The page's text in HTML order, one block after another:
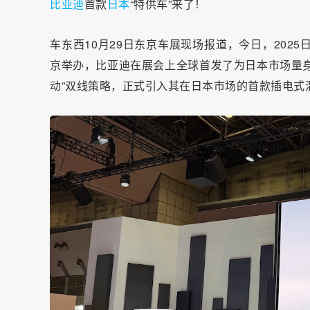
比亚迪首款 日本“特供车”来了！
车东西10月29日东京车展现场报道，今日，2025
京举办，比亚迪在展会上全球首发了为日本市场
动”双线策略，正式引入其在日本市场的首款插电